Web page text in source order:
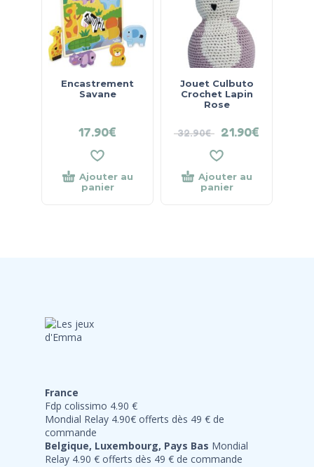
Encastrement
Savane
17.90€
Ajouter au
panier
Jouet Culbuto
Crochet Lapin
Rose
32.90€ 21.90€
Ajouter au
panier
France
Fdp colissimo 4.90 €
Mondial Relay 4.90€ offerts dès 49 € de
commande
Belgique, Luxembourg, Pays Bas Mondial
Relay 4.90 € offerts dès 49 € de commande